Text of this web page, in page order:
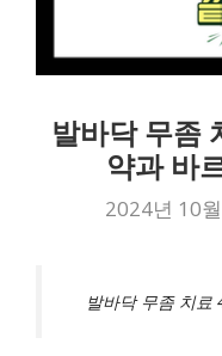
발바닥 무좀
약과 바
2024년 10
발바닥 무좀 치료